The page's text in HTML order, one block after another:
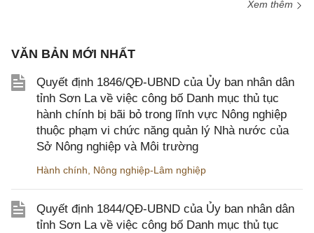
Xem thêm
VĂN BẢN MỚI NHẤT
Quyết định 1846/QĐ-UBND của Ủy ban nhân dân
tỉnh Sơn La về việc công bố Danh mục thủ tục
hành chính bị bãi bỏ trong lĩnh vực Nông nghiệp
thuộc phạm vi chức năng quản lý Nhà nước của
Sở Nông nghiệp và Môi trường
Hành chính, Nông nghiệp-Lâm nghiệp
Quyết định 1844/QĐ-UBND của Ủy ban nhân dân
tỉnh Sơn La về việc công bố Danh mục thủ tục